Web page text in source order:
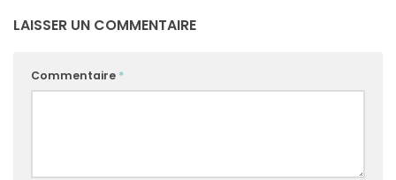
LAISSER UN COMMENTAIRE
Commentaire *